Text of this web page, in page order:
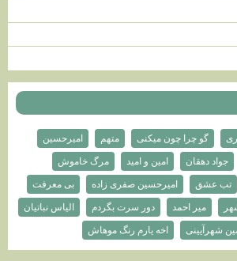
گو چرا چون میکنی متهم امیرحسین
جواد دهقان امین و امید مرگ خاموش
تب عشق امیرحسین صفری زاده بی معرفت
میر احمد دور سرت بگردم الیاس نباتیان
شهرآیینی اخه یارم رنگ موهاش